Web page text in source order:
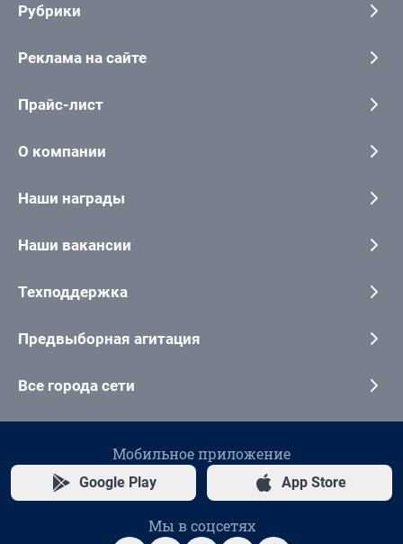
Рубрики
Реклама на сайте
Прайс-лист
О компании
Наши награды
Наши вакансии
Техподдержка
Предвыборная агитация
Все города сети
Мобильное приложение
Google Play App Store
Мы в соцсетях